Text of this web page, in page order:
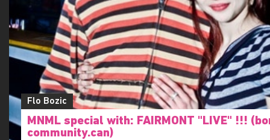
Flo Bozic
MNML special with: FAIRMONT "LIVE" !!!
community.can)